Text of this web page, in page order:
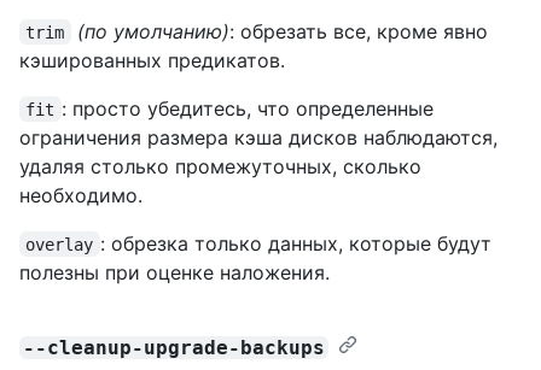
trim (по умолчанию): обрезать все, кроме явно
кэшированных предикатов.
fit : просто убедитесь, что определенные
ограничения размера кэша дисков наблюдаются,
удаляя столько промежуточных, сколько
необходимо.
overlay : обрезка только данных, которые будут
полезны при оценке наложения.
--cleanup-upgrade-backups